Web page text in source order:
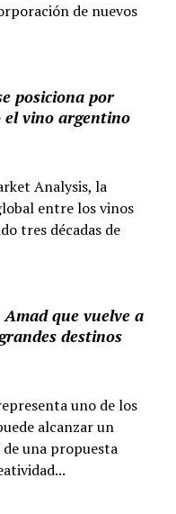
de nuevos
posiciona por
el vino argentino
Analysis, la
entre los vinos
tres décadas de
que vuelve a
destinos
uno de los
alcanzar un
una propuesta